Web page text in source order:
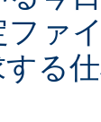
ァ
る